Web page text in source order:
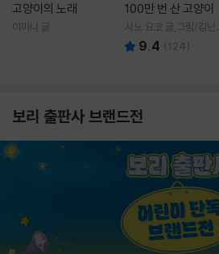
고양이의 노래
이미나 글
100만 번 산 고양이
사노 요코 글,그림/김난주
역 9.4 (124)
보리 출판사 브랜드전